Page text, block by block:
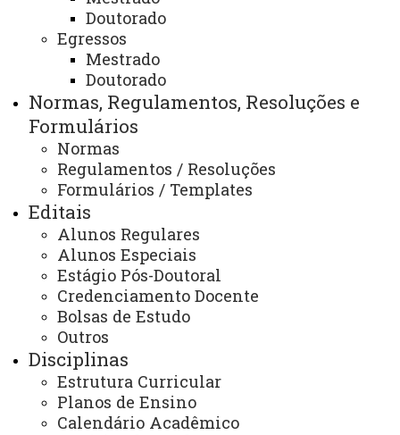
Doutorado
Egressos
Mestrado
Doutorado
Normas, Regulamentos, Resoluções e
Formulários
Normas
Regulamentos / Resoluções
Formulários / Templates
Editais
Alunos Regulares
Alunos Especiais
Estágio Pós-Doutoral
Credenciamento Docente
Bolsas de Estudo
Outros
Disciplinas
Estrutura Curricular
Planos de Ensino
Calendário Acadêmico
/
(45) 3220-3151
Horários de Atendimento:
E-mails:
ppgea@unioeste.br
Você está aqui:Unioeste
PPGEA - Pós Graduação em Engenharia de Energia
na Agricultura - Cascavel
Impacto na Sociedade
Parcerias / Convênios
ACESSE